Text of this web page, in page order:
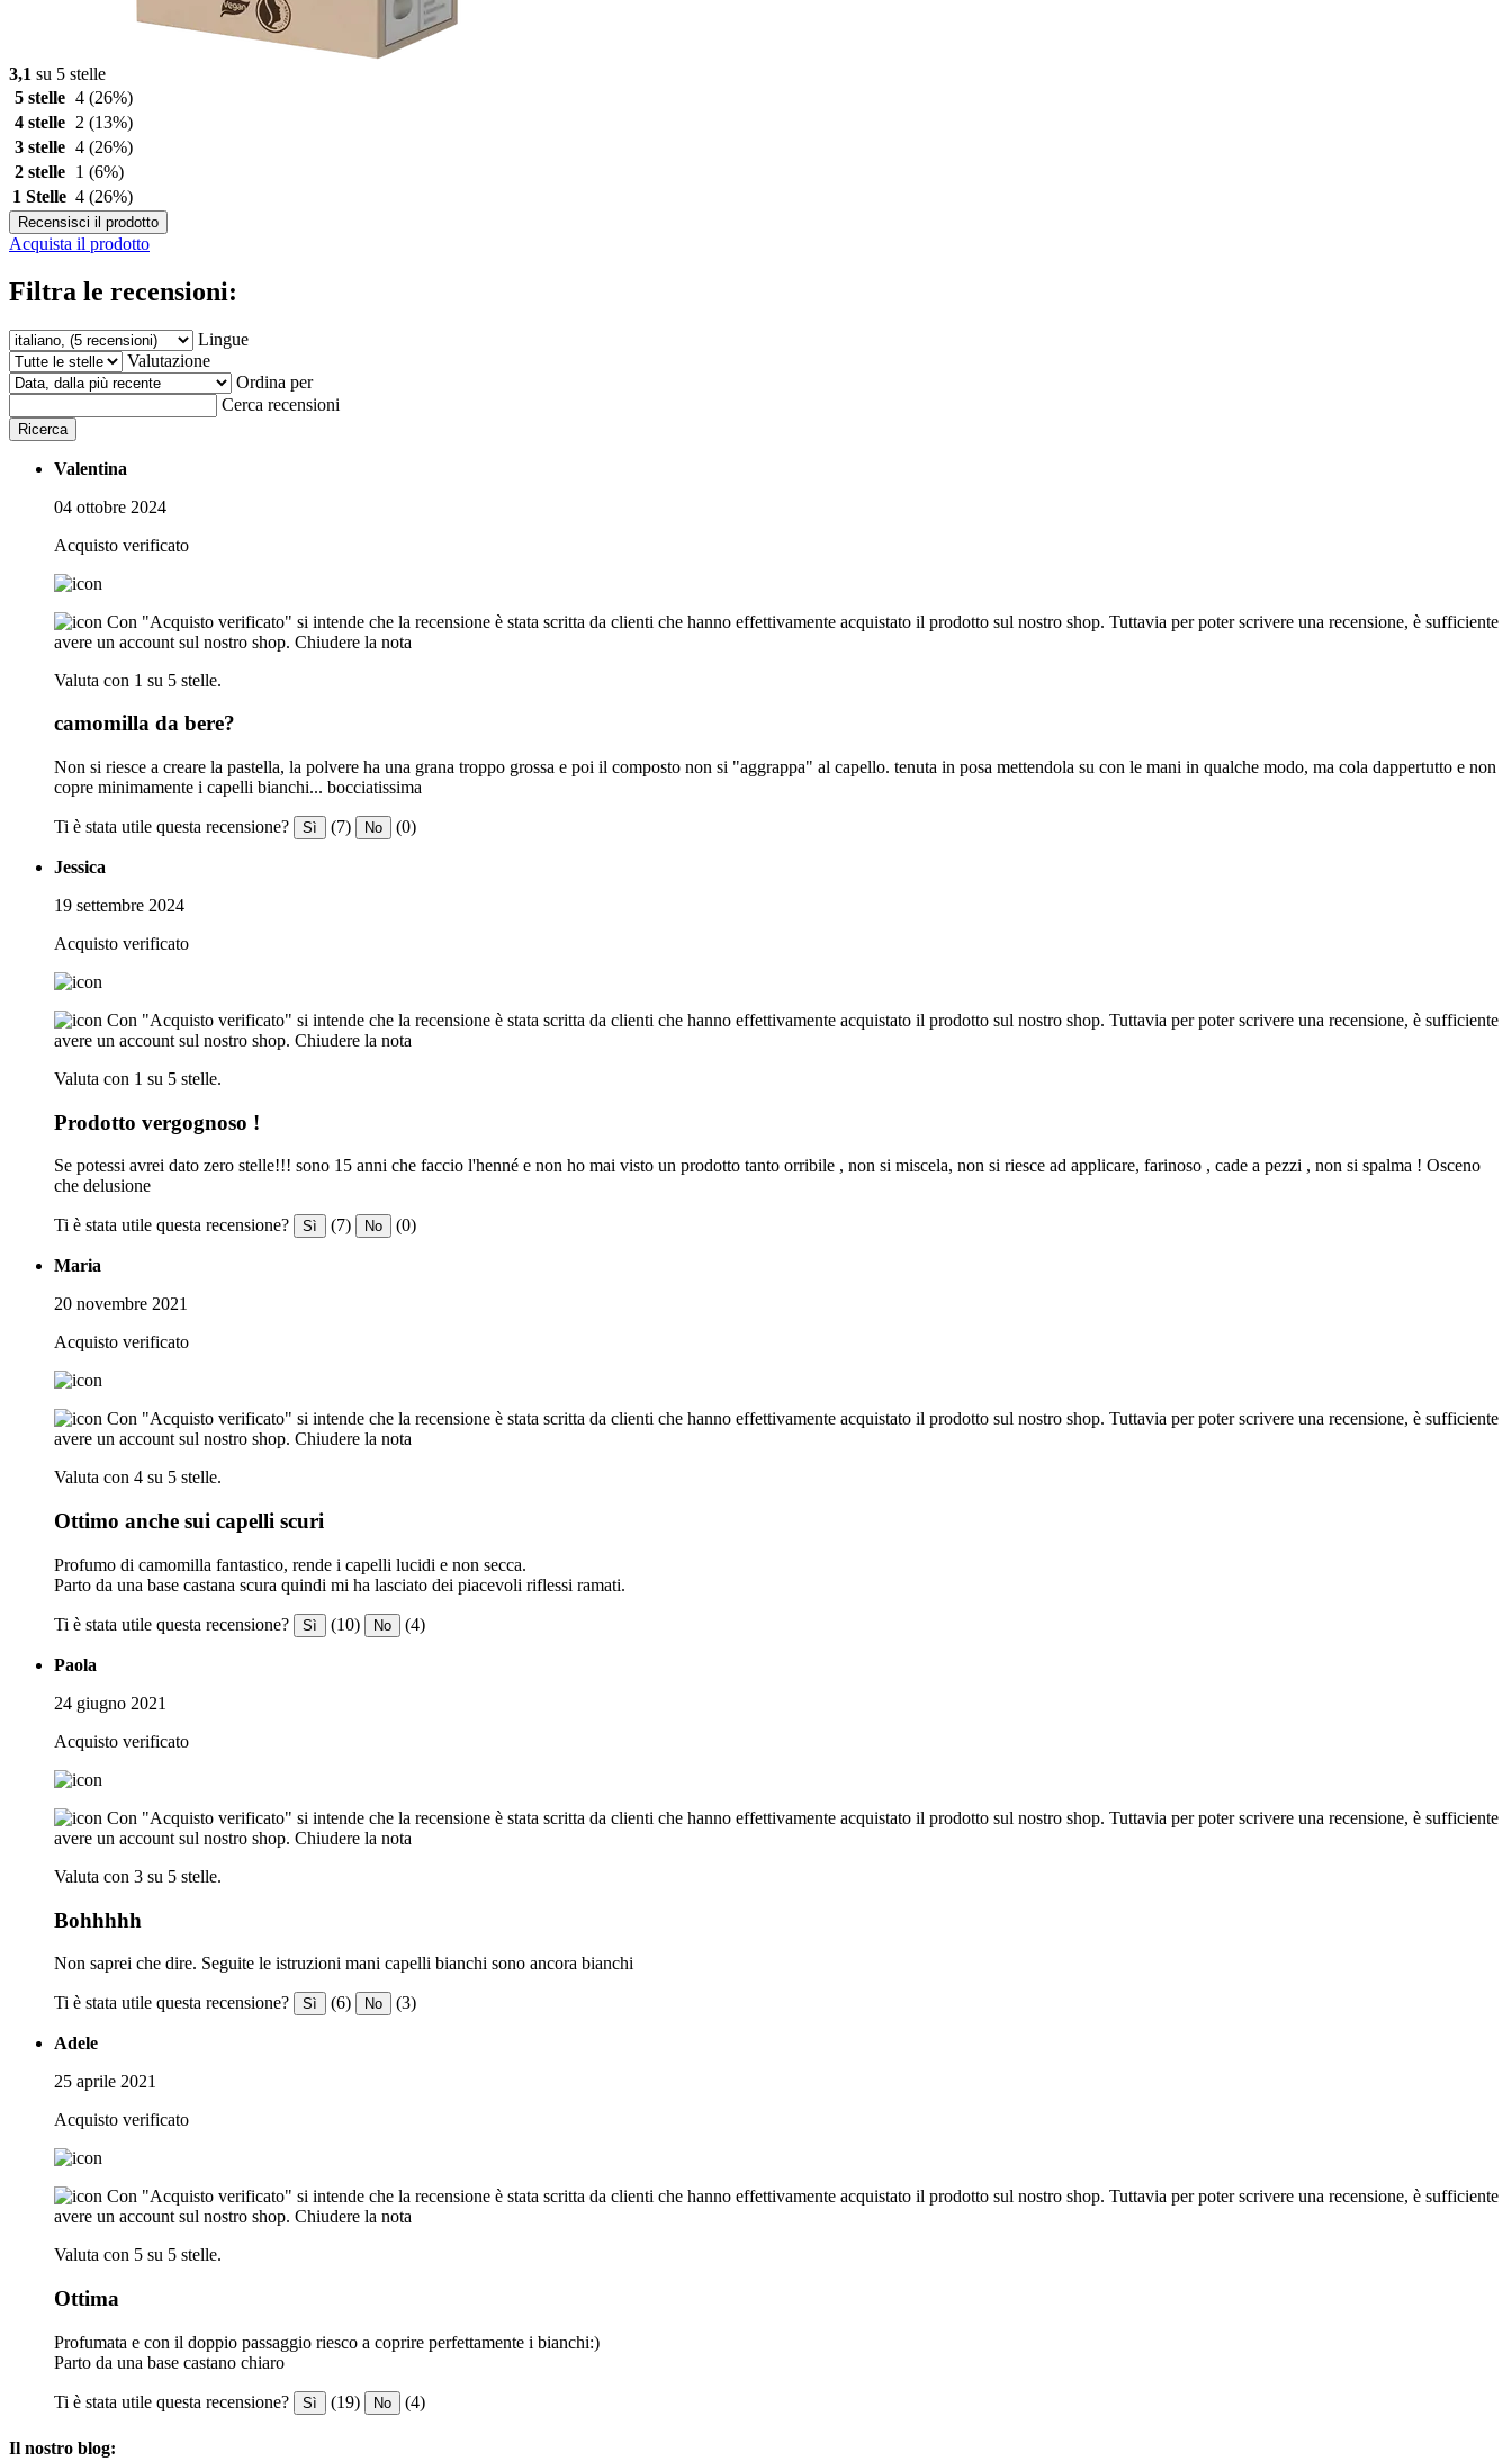
3,1 su 5 stelle
5 stelle 4 (26%)
4 stelle
2 (13%)
3 stelle 4 (26%)
2 stelle
1 (6%)
1 Stelle 4 (26%)
Recensisci il prodotto
Acquista il prodotto
Filtra le recensioni:
Lingue
Valutazione
Ordina per
Cerca recensioni
Ricerca
Valentina
04 ottobre 2024
Acquisto verificato
Con "Acquisto verificato" si intende che la recensione è stata scritta da clienti che hanno effettivamente acquistato il prodotto sul nostro shop. Tuttavia per poter scrivere una recensione, è sufficiente
avere un account sul nostro shop. Chiudere la nota
Valuta con 1 su 5 stelle.
camomilla da bere?
Non si riesce a creare la pastella, la polvere ha una grana troppo grossa e poi il composto non si "aggrappa" al capello. tenuta in posa mettendola su con le mani in qualche modo, ma cola dappertutto e non
copre minimamente i capelli bianchi... bocciatissima
Ti è stata utile questa recensione? Sì (7) No (0)
Jessica
19 settembre 2024
Acquisto verificato
Con "Acquisto verificato" si intende che la recensione è stata scritta da clienti che hanno effettivamente acquistato il prodotto sul nostro shop. Tuttavia per poter scrivere una recensione, è sufficiente
avere un account sul nostro shop. Chiudere la nota
Valuta con 1 su 5 stelle.
Prodotto vergognoso !
Se potessi avrei dato zero stelle!!! sono 15 anni che faccio l'henné e non ho mai visto un prodotto tanto orribile , non si miscela, non si riesce ad applicare, farinoso , cade a pezzi , non si spalma ! Osceno
che delusione
Ti è stata utile questa recensione? Sì (7) No (0)
Maria
20 novembre 2021
Acquisto verificato
Con "Acquisto verificato" si intende che la recensione è stata scritta da clienti che hanno effettivamente acquistato il prodotto sul nostro shop. Tuttavia per poter scrivere una recensione, è sufficiente
avere un account sul nostro shop. Chiudere la nota
Valuta con 4 su 5 stelle.
Ottimo anche sui capelli scuri
Profumo di camomilla fantastico, rende i capelli lucidi e non secca.
Parto da una base castana scura quindi mi ha lasciato dei piacevoli riflessi ramati.
Ti è stata utile questa recensione? Sì (10) No (4)
Paola
24 giugno 2021
Acquisto verificato
Con "Acquisto verificato" si intende che la recensione è stata scritta da clienti che hanno effettivamente acquistato il prodotto sul nostro shop. Tuttavia per poter scrivere una recensione, è sufficiente
avere un account sul nostro shop. Chiudere la nota
Valuta con 3 su 5 stelle.
Bohhhhh
Non saprei che dire. Seguite le istruzioni mani capelli bianchi sono ancora bianchi
Ti è stata utile questa recensione? Sì (6) No (3)
Adele
25 aprile 2021
Acquisto verificato
Con "Acquisto verificato" si intende che la recensione è stata scritta da clienti che hanno effettivamente acquistato il prodotto sul nostro shop. Tuttavia per poter scrivere una recensione, è sufficiente
avere un account sul nostro shop. Chiudere la nota
Valuta con 5 su 5 stelle.
Ottima
Profumata e con il doppio passaggio riesco a coprire perfettamente i bianchi:)
Parto da una base castano chiaro
Ti è stata utile questa recensione? Sì (19) No (4)
Il nostro blog: